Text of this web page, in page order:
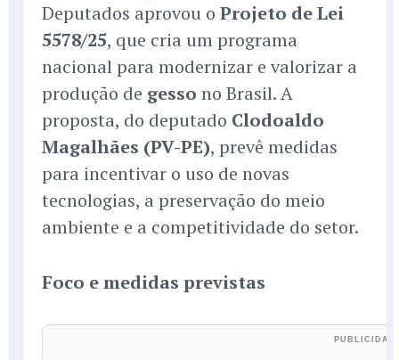
Deputados aprovou o Projeto de Lei
5578/25, que cria um programa
nacional para modernizar e valorizar a
produção de gesso no Brasil. A
proposta, do deputado Clodoaldo
Magalhães (PV-PE), prevê medidas
para incentivar o uso de novas
tecnologias, a preservação do meio
ambiente e a competitividade do setor.
Foco e medidas previstas